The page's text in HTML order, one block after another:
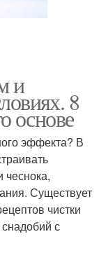
и
8
основе
эффекта? В
Существует
чистки
с